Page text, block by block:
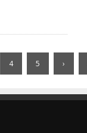
4 5 ›